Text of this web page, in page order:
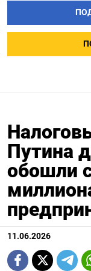
Путина
обошли
11.06.2026